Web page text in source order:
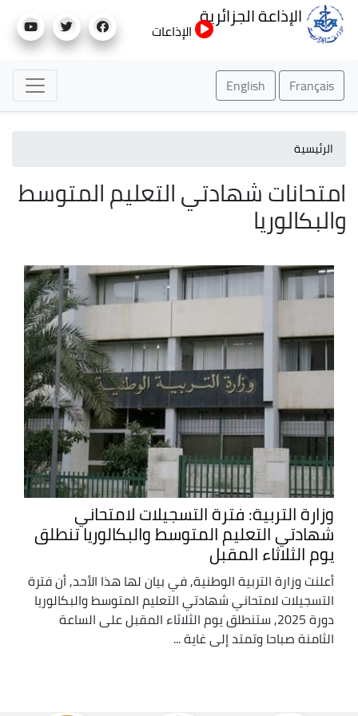
إلى
الإذاعة الجزائرية
الإذاعات
Français
English
الرئيسية
امتحانات شهادتي التعليم المتوسط
والبكالوريا
وزارة التربية: فترة التسجيلات لامتحاني
شهادتي التعليم المتوسط والبكالوريا تنطلق
يوم الثلاثاء المقبل
أعلنت وزارة التربية الوطنية, في بيان لها هذا الأحد, أن فترة
التسجيلات لامتحاني شهادتي التعليم المتوسط والبكالوريا
دورة 2025, ستنطلق يوم الثلاثاء المقبل على الساعة
الثامنة صباحا وتمتد إلى غاية ...